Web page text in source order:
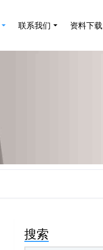
联系我们 资料下载
搜索